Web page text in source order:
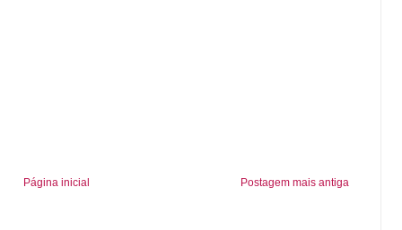
Postagem mais antiga
Página inicial